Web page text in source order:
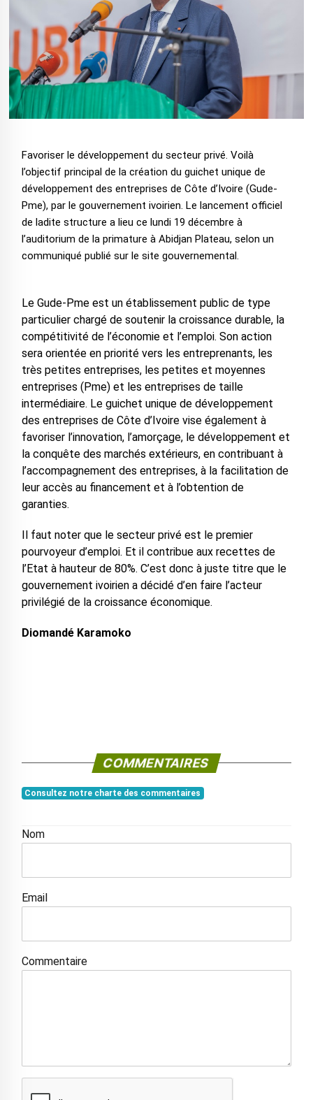
Favoriser le développement du secteur privé. Voilà
l’objectif principal de la création du guichet unique de
développement des entreprises de Côte d’Ivoire (Gude-
Pme), par le gouvernement ivoirien. Le lancement officiel
de ladite structure a lieu ce lundi 19 décembre à
l’auditorium de la primature à Abidjan Plateau, selon un
communiqué publié sur le site gouvernemental.
Le Gude-Pme est un établissement public de type
particulier chargé de soutenir la croissance durable, la
compétitivité de l’économie et l’emploi. Son action
sera orientée en priorité vers les entreprenants, les
très petites entreprises, les petites et moyennes
entreprises (Pme) et les entreprises de taille
intermédiaire. Le guichet unique de développement
des entreprises de Côte d’Ivoire vise également à
favoriser l’innovation, l’amorçage, le développement et
la conquête des marchés extérieurs, en contribuant à
l’accompagnement des entreprises, à la facilitation de
leur accès au financement et à l’obtention de
garanties.
Il faut noter que le secteur privé est le premier
pourvoyeur d’emploi. Et il contribue aux recettes de
l’Etat à hauteur de 80%. C’est donc à juste titre que le
gouvernement ivoirien a décidé d’en faire l’acteur
privilégié de la croissance économique.
Diomandé Karamoko
COMMENTAIRES
Consultez notre charte des commentaires
Nom
Email
Commentaire